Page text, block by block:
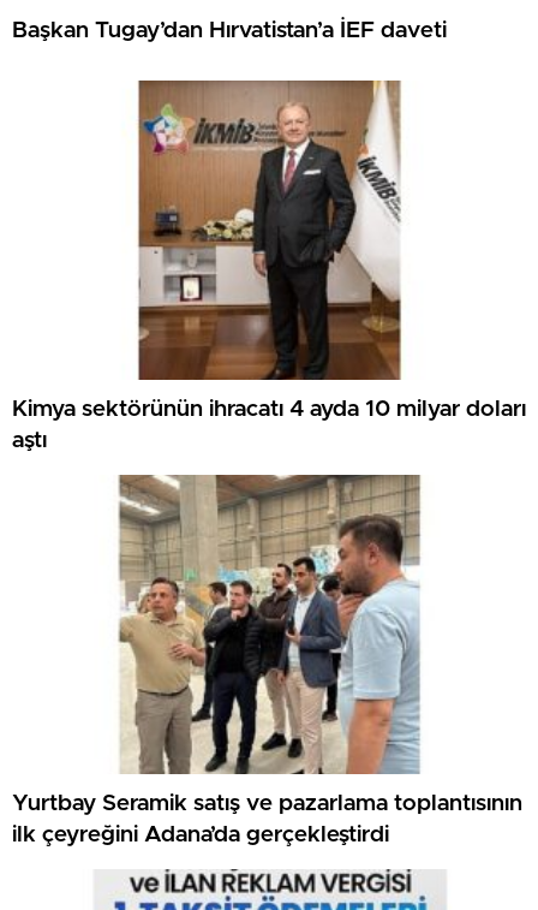
Başkan Tugay’dan Hırvatistan’a İEF daveti
Kimya sektörünün ihracatı 4 ayda 10 milyar doları
aştı
Yurtbay Seramik satış ve pazarlama toplantısının
ilk çeyreğini Adana’da gerçekleştirdi